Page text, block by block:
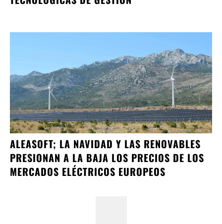
ALEASOFT; LA NAVIDAD Y LAS RENOVABLES
PRESIONAN A LA BAJA LOS PRECIOS DE LOS
MERCADOS ELÉCTRICOS EUROPEOS